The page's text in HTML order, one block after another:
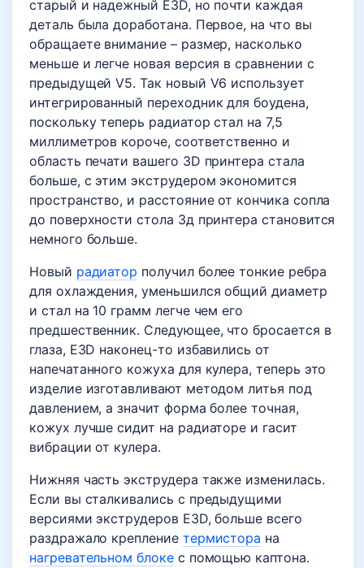
старый и надежный E3D, но почти каждая
деталь была доработана. Первое, на что вы
обращаете внимание – размер, насколько
меньше и легче новая версия в сравнении с
предыдущей V5. Так новый V6 использует
интегрированный переходник для боудена,
поскольку теперь радиатор стал на 7,5
миллиметров короче, соответственно и
область печати вашего 3D принтера стала
больше, с этим экструдером экономится
пространство, и расстояние от кончика сопла
до поверхности стола 3д принтера становится
немного больше.
Новый радиатор получил более тонкие ребра
для охлаждения, уменьшился общий диаметр
и стал на 10 грамм легче чем его
предшественник. Следующее, что бросается в
глаза, E3D наконец-то избавились от
напечатанного кожуха для кулера, теперь это
изделие изготавливают методом литья под
давлением, а значит форма более точная,
кожух лучше сидит на радиаторе и гасит
вибрации от кулера.
Нижняя часть экструдера также изменилась.
Если вы сталкивались с предыдущими
версиями экструдеров E3D, больше всего
раздражало крепление термистора на
нагревательном блокес помощью каптона.